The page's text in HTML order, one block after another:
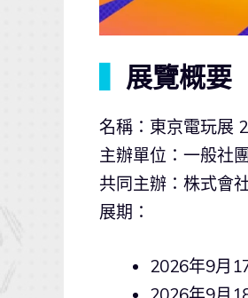
展覽概要
名稱：東京電玩展
主辦單位：一般社
共同主辦：株式會
展期：
2026年9月